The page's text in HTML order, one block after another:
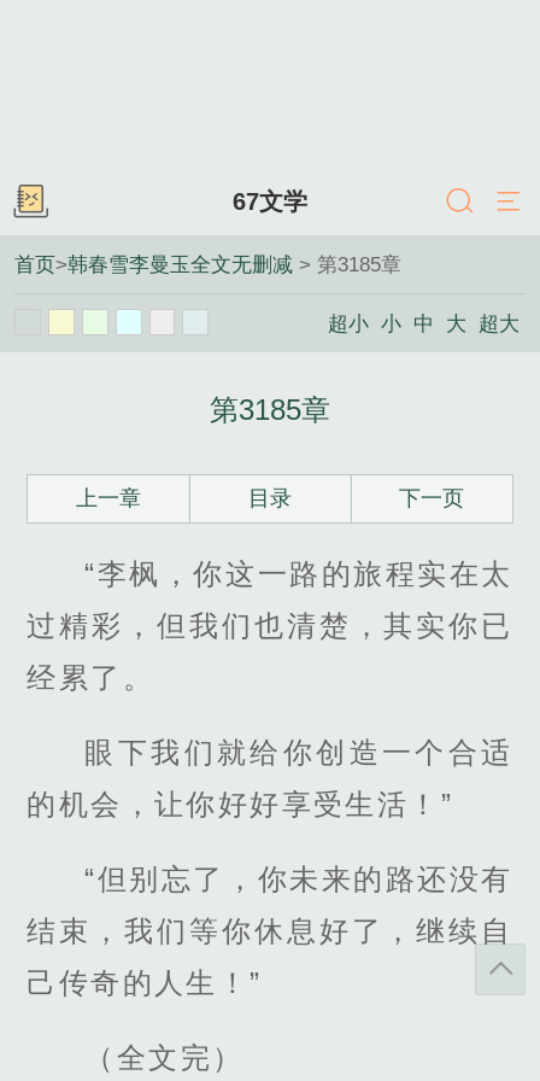
67文学
首页>韩春雪李曼玉全文无删减 > 第3185章
超小 小 中 大 超大
第3185章
上一章 目录 下一页
“李枫，你这一路的旅程实在太
过精彩，但我们也清楚，其实你已
经累了。
眼下我们就给你创造一个合适
的机会，让你好好享受生活！”
“但别忘了，你未来的路还没有
结束，我们等你休息好了，继续自
己传奇的人生！”
（全文完）